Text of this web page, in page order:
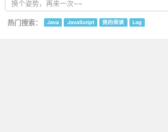
热门搜索： Java JavaScript 我的阅读 Log